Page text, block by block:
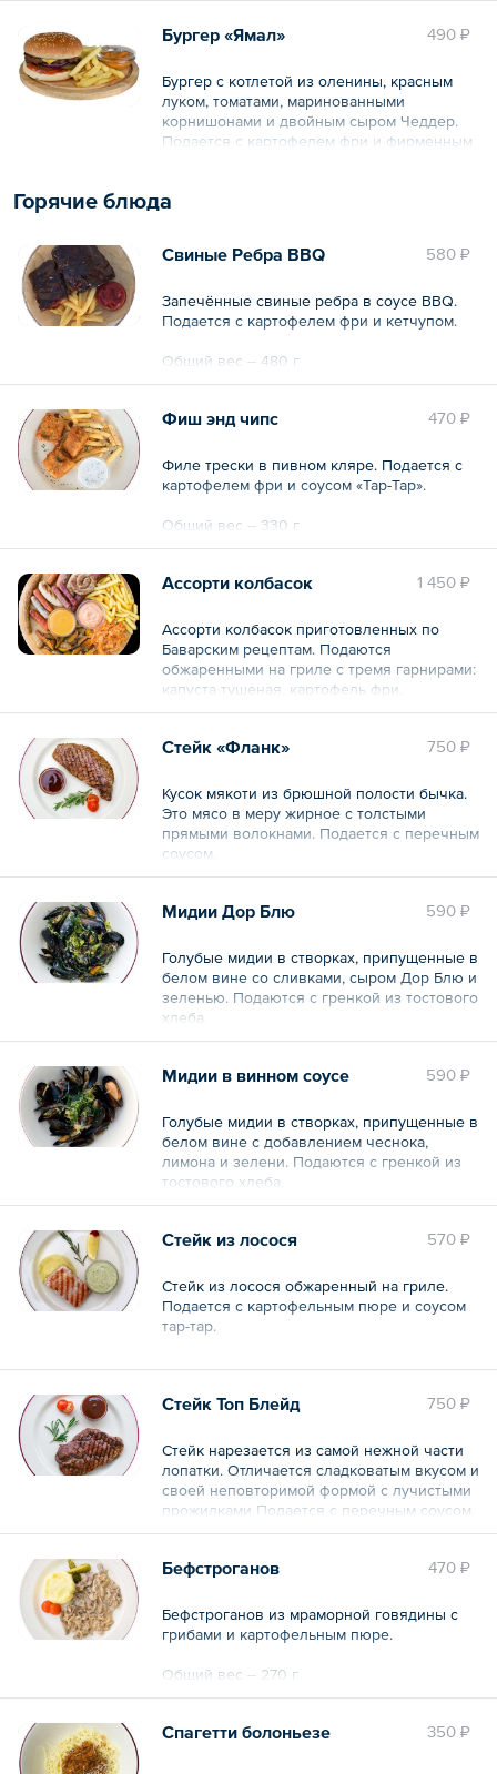
490 ₽
Бургер «Ямал»
Бургер с котлетой из оленины, красным
луком, томатами, маринованными
корнишонами и двойным сыром Чеддер.
Подается с картофелем фри и фирменным
Общий вес – 430 г
Горячие блюда
580 ₽
Свиные Ребра BBQ
Запечённые свиные ребра в соусе BBQ.
Подается с картофелем фри и кетчупом.
Общий вес – 480 г
470 ₽
Фиш энд чипс
Филе трески в пивном кляре. Подается с
картофелем фри и соусом «Тар-Тар».
Общий вес – 330 г
1 450 ₽
Ассорти колбасок
Ассорти колбасок приготовленных по
Баварским рецептам. Подаются
обжаренными на гриле с тремя гарнирами:
капуста тушеная, картофель фри,
картофель айдахо с горчичным и
750 ₽
Стейк «Фланк»
Кусок мякоти из брюшной полости бычка.
Это мясо в меру жирное с толстыми
прямыми волокнами. Подается с перечным
соусом.
590 ₽
Мидии Дор Блю
Голубые мидии в створках, припущенные в
белом вине со сливками, сыром Дор Блю и
зеленью. Подаются с гренкой из тостового
хлеба.
590 ₽
Мидии в винном соусе
Голубые мидии в створках, припущенные в
белом вине с добавлением чеснока,
лимона и зелени. Подаются с гренкой из
тостового хлеба.
570 ₽
Стейк из лосося
Стейк из лосося обжаренный на гриле.
Подается с картофельным пюре и соусом
тар-тар.
Общий вес – 350 г
750 ₽
Стейк Топ Блейд
Стейк нарезается из самой нежной части
лопатки. Отличается сладковатым вкусом и
своей неповторимой формой с лучистыми
прожилками Подается с перечным соусом.
470 ₽
Бефстроганов
Бефстроганов из мраморной говядины с
грибами и картофельным пюре.
Общий вес – 270 г
350 ₽
Спагетти болоньезе